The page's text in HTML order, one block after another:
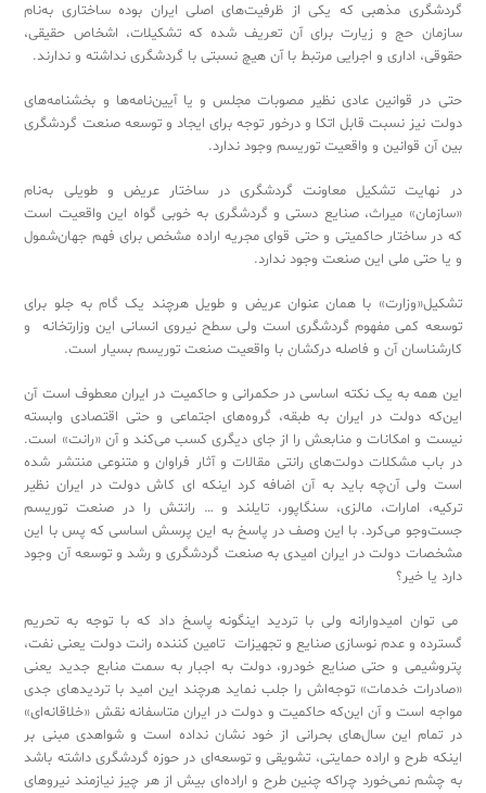
‬گردشگری ‬مذهبی ‬که ‬یکی ‬از ‬ظرفیت‌های ‬اصلی ‬ایران ‬بوده ‬ساختاری ‬به‌نام
‬سازمان ‬حج ‬و ‬زیارت ‬برای ‬آن ‬تعریف ‬شده ‬که ‬تشکیلات، ‬اشخاص ‬حقیقی،
‬حقوقی، ‬اداری ‬و ‬اجرایی ‬مرتبط ‬با ‬آن ‬هیچ ‬نسبتی ‬با ‬گردشگری ‬نداشته ‬و ‬ندارند.
حتی ‬در ‬قوانین ‬عادی ‬نظیر ‬مصوبات ‬مجلس ‬و ‬یا ‬آیین‌نامه‌ها ‬و ‬بخشنامه‌های
‬دولت ‬نیز ‬نسبت ‬قابل ‬اتکا ‬و ‬درخور ‬توجه ‬برای ‬ایجاد ‬و ‬توسعه ‬صنعت ‬گردشگری
‬بین ‬آن ‬قوانین ‬و ‬واقعیت ‬توریسم ‬وجود ‬ندارد.‬‬‬‬‬‬‬‬‬‬‬‬‬‬‬‬‬‬‬‬‬‬‬‬‬‬‬‬‬‬‬‬‬‬‬
در ‬نهایت ‬تشکیل ‬معاونت ‬گردشگری ‬در ‬ساختار ‬عریض ‬و ‬طویلی ‬به‌نام
‬«‬سازمان»‬ ‬میراث، ‬صنایع ‬دستی ‬و ‬گردشگری ‬به ‬خوبی ‬گواه ‬این ‬واقعیت ‬است
‬که ‬در ‬ساختار ‬حاکمیتی ‬و ‬حتی ‬قوای ‬مجریه ‬اراده ‬مشخص ‬برای ‬فهم ‬جهان‌شمول
‬و ‬یا ‬حتی ‬ملی ‬این ‬صنعت ‬وجود ‬ندارد.‬‬‬‬‬‬‬‬‬‬‬‬‬‬‬‬‬‬‬‬‬‬‬‬‬‬‬‬‬‬‬‬‬‬‬‬‬‬‬‬‬‬‬‬‬‬‬
تشکیل«‬وزارت»‬ ‬با ‬همان ‬عنوان ‬عریض ‬و ‬طویل ‬هرچند ‬یک ‬گام ‬به ‬جلو ‬برای
‬توسعه ‬کمی ‬مفهوم ‬گردشگری ‬است ‬ولی ‬سطح ‬نیروی ‬انسانی ‬این ‬وزارتخانه ‬و
‬کارشناسان ‬آن ‬و ‬فاصله ‬درکشان ‬با ‬واقعیت ‬صنعت ‬توریسم ‬بسیار ‬است.‬‬‬‬‬‬‬‬‬‬‬‬‬‬‬‬‬‬‬‬‬‬‬‬‬‬‬‬‬‬‬‬‬‬‬‬‬‬‬‬‬
این ‬همه ‬به ‬یک ‬نکته ‬اساسی ‬در ‬حکمرانی ‬و ‬حاکمیت ‬در ‬ایران ‬معطوف ‬است ‬آن
‬این‌که ‬دولت ‬در ‬ایران ‬به ‬طبقه، ‬گروه‌های ‬اجتماعی ‬و ‬حتی ‬اقتصادی ‬وابسته
‬نیست ‬و ‬امکانات ‬و ‬منابعش ‬را ‬از ‬جای ‬دیگری ‬کسب ‬می‌کند و آن «رانت» است.
در ‬باب ‬مشکلات ‬دولت‌های ‬رانتی ‬مقالات ‬و ‬آثار ‬فراوان ‬و ‬متنوعی ‬منتشر ‬شده
‬است ‬ولی ‬آن‌چه ‬باید ‬به ‬آن ‬اضافه ‬کرد ‬اینکه ‬ای ‬کاش ‬دولت ‬در ‬ایران ‬نظیر
‬ترکیه، ‬امارات، ‬مالزی، ‬سنگاپور، ‬تایلند ‬و … ‬رانتش ‬را ‬در ‬صنعت ‬توریسم
‬جست‌وجو ‬می‌کرد. ‬با ‬این ‬وصف ‬در ‬پاسخ ‬به ‬این ‬پرسش ‬اساسی ‬که ‬پس ‬با ‬این
‬مشخصات ‬دولت ‬در ‬ایران ‬امیدی ‬به ‬صنعت ‬گردشگری ‬و ‬رشد ‬و ‬توسعه ‬آن ‬وجود
‬دارد ‬یا ‬خیر؟‬‬‬‬‬‬‬‬‬‬‬‬‬‬‬‬‬‬‬‬‬‬‬‬‬‬‬‬‬‬‬‬‬‬‬‬‬‬‬‬‬‬‬‬‬‬‬‬‬‬‬‬‬‬‬‬‬‬‬‬‬‬‬‬‬‬‬‬‬‬‬‬‬‬‬‬‬‬‬‬‬‬‬‬‬‬‬‬‬‬‬‬‬‬‬‬‬‬‬‬‬‬‬‬‬‬‬‬‬‬‬‬‬‬
‬می ‬توان ‬امیدوارانه ‬ولی ‬با ‬تردید ‬اینگونه ‬پاسخ ‬داد ‬که ‬با ‬توجه ‬به ‬تحریم
‬گسترده ‬و ‬عدم ‬نوسازی ‬صنایع ‬و ‬تجهیزات ‬تامین ‬کننده ‬رانت ‬دولت ‬یعنی ‬نفت،
‬پتروشیمی ‬و ‬حتی ‬صنایع ‬خودرو، ‬دولت ‬به ‬اجبار ‬به ‬سمت ‬منابع ‬جدید ‬یعنی
«‬‌صادرات ‬خدمات»‬ ‬توجه‌اش ‬را ‬جلب ‬نماید ‬هرچند ‬این ‬امید ‬با ‬تردیدهای ‬جدی
‬مواجه ‬است ‬و ‬آن ‬این‌که ‬حاکمیت ‬و ‬دولت ‬در ‬ایران ‬متاسفانه ‬نقش «خلاقانه‌ای»‬
‬در ‬تمام ‬این ‬سال‌های ‬بحرانی ‬از ‬خود ‬نشان ‬نداده ‬است ‬و ‬شواهدی ‬مبنی ‬بر
‬اینکه ‬طرح ‬و ‬اراده ‬حمایتی، ‬تشویقی ‬و ‬توسعه‌ای ‬در ‬حوزه ‬گردشگری ‬داشته ‬باشد
‬به ‬چشم ‬نمی‌خورد ‬چرا‌که ‬چنین ‬طرح ‬و ‬اراده‌ای ‬بیش ‬از ‬هر ‬چیز ‬نیازمند ‬نیروهای